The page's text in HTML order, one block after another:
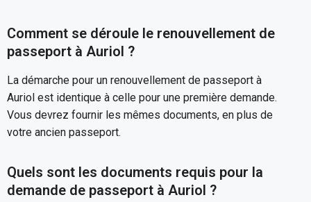
Comment se déroule le renouvellement de
passeport à Auriol ?
La démarche pour un renouvellement de passeport à
Auriol est identique à celle pour une première demande.
Vous devrez fournir les mêmes documents, en plus de
votre ancien passeport.
Quels sont les documents requis pour la
demande de passeport à Auriol ?